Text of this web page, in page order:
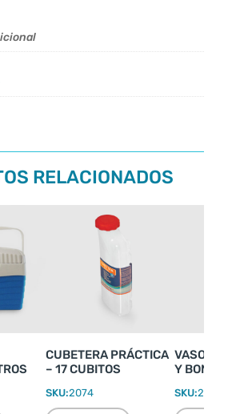
RELACIONADOS
CUBETERA PRÁCTICA
– 17 CUBITOS
SKU:2074
VASO CINE
Y
SKU:2026